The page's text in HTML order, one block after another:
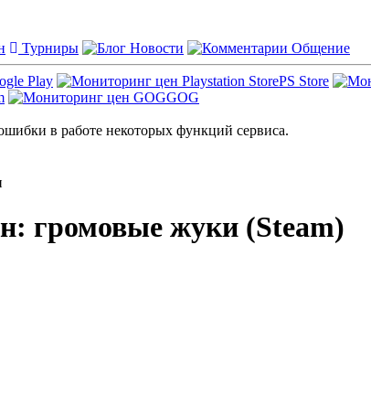
Турниры Новости Общение
Play PS Store
GOG
в работе некоторых функций сервиса.
громовые жуки (Steam)